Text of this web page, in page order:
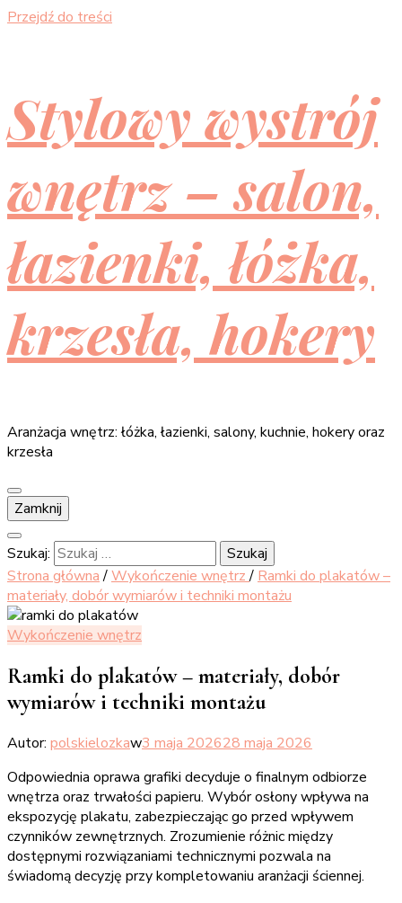
Przejdź do treści
Stylowy wystrój
wnętrz – salon,
łazienki, łóżka,
krzesła, hokery
Aranżacja wnętrz: łóżka, łazienki, salony, kuchnie, hokery oraz
krzesła
Zamknij
Szukaj:
Strona główna /Wykończenie wnętrz/ Ramki do plakatów –
materiały, dobór wymiarów i techniki montażu
Wykończenie wnętrz
Ramki do plakatów – materiały, dobór
wymiarów i techniki montażu
Autor: polskielozkaw3 maja 202628 maja 2026
Odpowiednia oprawa grafiki decyduje o finalnym odbiorze
wnętrza oraz trwałości papieru. Wybór osłony wpływa na
ekspozycję plakatu, zabezpieczając go przed wpływem
czynników zewnętrznych. Zrozumienie różnic między
dostępnymi rozwiązaniami technicznymi pozwala na
świadomą decyzję przy kompletowaniu aranżacji ściennej.